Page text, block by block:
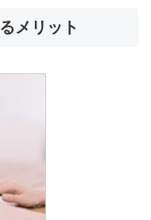
メリット